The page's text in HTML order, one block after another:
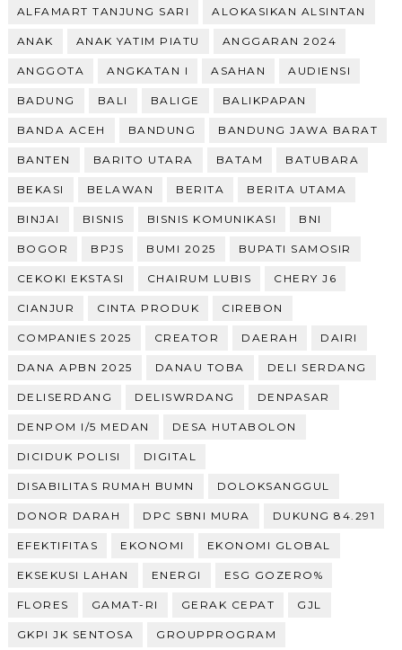
ALFAMART TANJUNG SARI ALOKASIKAN ALSINTAN
ANAK ANAK YATIM PIATU ANGGARAN 2024
ANGGOTA ANGKATAN I ASAHAN AUDIENSI
BADUNG BALI BALIGE BALIKPAPAN
BANDA ACEH BANDUNG BANDUNG JAWA BARAT
BANTEN BARITO UTARA BATAM BATUBARA
BEKASI BELAWAN BERITA BERITA UTAMA
BINJAI BISNIS BISNIS KOMUNIKASI BNI
BOGOR BPJS BUMI 2025 BUPATI SAMOSIR
CEKOKI EKSTASI CHAIRUM LUBIS CHERY J6
CIANJUR CINTA PRODUK CIREBON
COMPANIES 2025 CREATOR DAERAH DAIRI
DANA APBN 2025 DANAU TOBA DELI SERDANG
DELISERDANG DELISWRDANG DENPASAR
DENPOM I/5 MEDAN DESA HUTABOLON
DICIDUK POLISI DIGITAL
DISABILITAS RUMAH BUMN DOLOKSANGGUL
DONOR DARAH DPC SBNI MURA DUKUNG 84.291
EFEKTIFITAS EKONOMI EKONOMI GLOBAL
EKSEKUSI LAHAN ENERGI ESG GOZERO%
FLORES GAMAT-RI GERAK CEPAT GJL
GKPI JK SENTOSA GROUPPROGRAM